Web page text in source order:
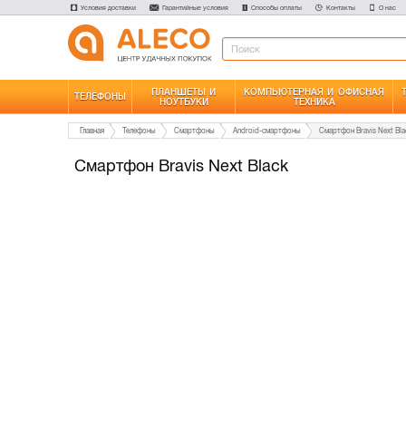
Условия доставки Гарантийные условия Способы оплаты Контакты О нас
ТЕЛЕФОНЫ
ПЛАНШЕТЫ И
НОУТБУКИ
КОМПЬЮТЕРНАЯ И ОФИСНАЯ
ТЕХНИКА
Главная Телефоны Смартфоны Android-смартфоны Смартфон Bravis Next
Смартфон Bravis Next Black